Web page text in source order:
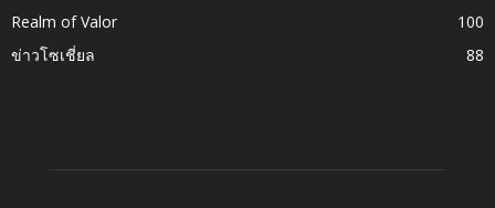
Realm of Valor
100
ข่าวโซเชี่ยล
88